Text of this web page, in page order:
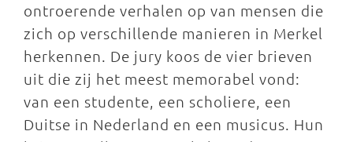
ontroerende verhalen op van mensen die
zich op verschillende manieren in Merkel
herkennen. De jury koos de vier brieven
uit die zij het meest memorabel vond:
van een studente, een scholiere, een
Duitse in Nederland en een musicus. Hun